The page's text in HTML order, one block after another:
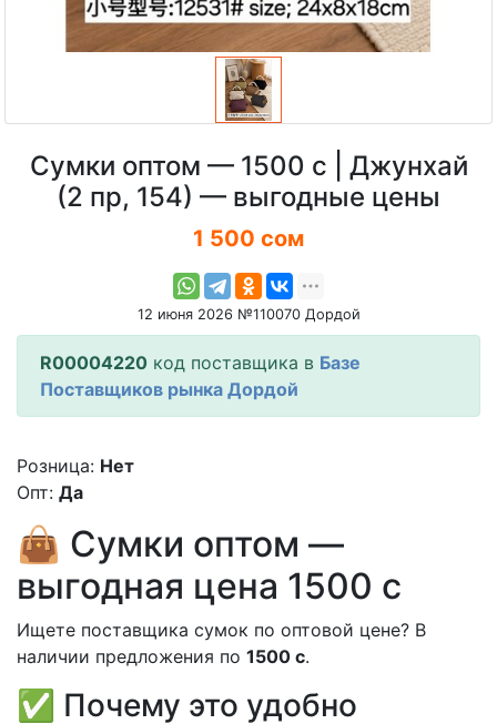
Сумки оптом — 1500 с | Джунхай
(2 пр, 154) — выгодные цены
1 500 сом
12 июня 2026 №110070 Дордой
R00004220 код поставщика в Базе
Поставщиков рынка Дордой
Розница: Нет
Опт: Да
👜 Сумки оптом —
выгодная цена 1500 с
Ищете поставщика сумок по оптовой цене? В
наличии предложения по 1500 с.
✅ Почему это удобно